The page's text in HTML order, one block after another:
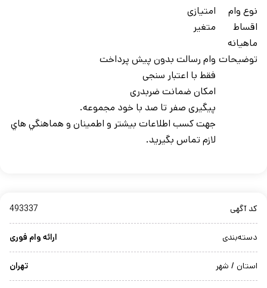
نوع وام
امتیازی
اقساط
ماهيانه
متغیر
توضيحات وام رسالت بدون پیش پرداخت
فقط با اعتبار سنجی
امکان ضمانت ضربدری
پیگیری صفر تا صد با خود مجموعه.
جهت کسب اطلاعات بيشتر و اطمينان و هماهنگي هاي
لازم تماس بگيريد.
کد آگهی 493337
دسته‌بندی ارائه وام فوری
استان / شهر تهران